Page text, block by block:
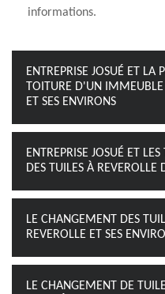
informations.
ENTREPRISE JOSUÉ ET LA
TOITURE D'UN
ET SES ENVIRONS
ENTREPRISE JOSUÉ ET
DES TUILES À REVEROLLE
LE CHANGEMENT DES
REVEROLLE ET SES
LE CHANGEMENT DE